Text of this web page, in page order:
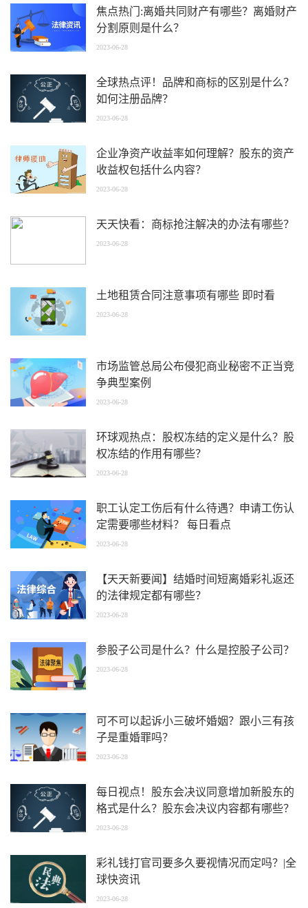
焦点热门:离婚共同财产有哪些？离婚财产
分割原则是什么？
2023-06-28
全球热点评！品牌和商标的区别是什么？
如何注册品牌？
2023-06-28
企业净资产收益率如何理解？股东的资产
收益权包括什么内容？
2023-06-28
天天快看：商标抢注解决的办法有哪些？
2023-06-28
土地租赁合同注意事项有哪些 即时看
2023-06-28
市场监管总局公布侵犯商业秘密不正当竞
争典型案例
2023-06-28
环球观热点：股权冻结的定义是什么？股
权冻结的作用有哪些？
2023-06-28
职工认定工伤后有什么待遇？申请工伤认
定需要哪些材料？ 每日看点
2023-06-28
【天天新要闻】结婚时间短离婚彩礼返还
的法律规定都有哪些？
2023-06-28
参股子公司是什么？什么是控股子公司？
2023-06-28
可不可以起诉小三破坏婚姻？跟小三有孩
子是重婚罪吗？
2023-06-28
每日视点！股东会决议同意增加新股东的
格式是什么？股东会决议内容都有哪些？
2023-06-28
彩礼钱打官司要多久要视情况而定吗？|全
球快资讯
2023-06-28